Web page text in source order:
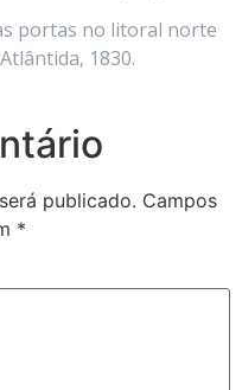
portas no litoral norte
1830.
publicado. Campos
*